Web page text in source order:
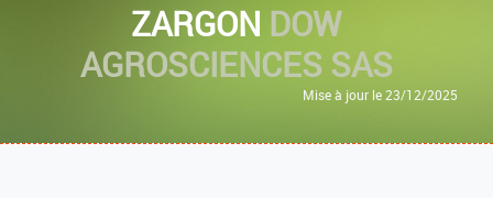
ZARGON DOW
AGROSCIENCES SAS
Mise à jour le 23/12/2025